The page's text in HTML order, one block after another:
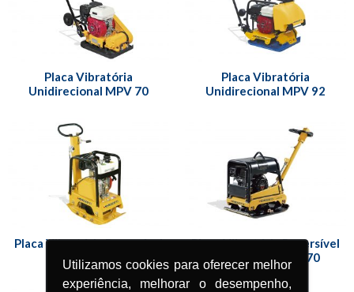
Utilizamos cookies para oferecer melhor
experiência, melhorar o desempenho,
Placa Vibratória
Unidirecional MPV 70
Placa Vibratória
Unidirecional MPV 92
Placa Vibratória Reversível
MPR 160
Placa Vibratória Reversível
Hidráulica MPH 170